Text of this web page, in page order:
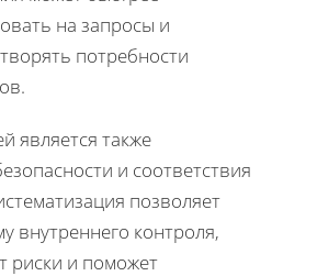
на запросы и
потребности
является также
и соответствия
позволяет
внутреннего контроля,
риски и поможет